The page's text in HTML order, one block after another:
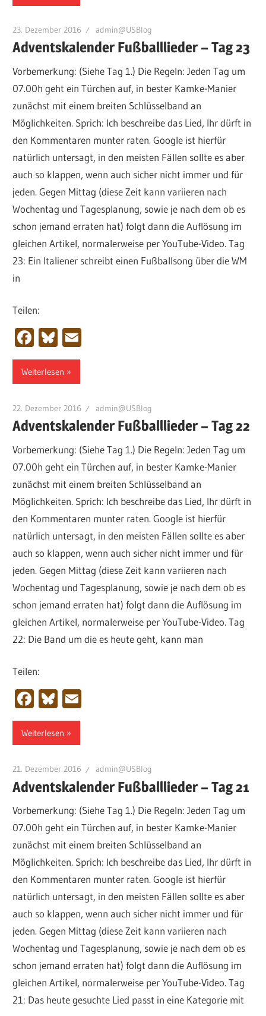
23. Dezember 2016 admin@USBlog
Adventskalender Fußballlieder – Tag 23
Vorbemerkung: (Siehe Tag 1.) Die Regeln: Jeden Tag um
07.00h geht ein Türchen auf, in bester Kamke-Manier
zunächst mit einem breiten Schlüsselband an
Möglichkeiten. Sprich: Ich beschreibe das Lied, Ihr dürft in
den Kommentaren munter raten. Google ist hierfür
natürlich untersagt, in den meisten Fällen sollte es aber
auch so klappen, wenn auch sicher nicht immer und für
jeden. Gegen Mittag (diese Zeit kann variieren nach
Wochentag und Tagesplanung, sowie je nach dem ob es
schon jemand erraten hat) folgt dann die Auflösung im
gleichen Artikel, normalerweise per YouTube-Video. Tag
23: Ein Italiener schreibt einen Fußballsong über die WM
in
Teilen:
Facebook
Bluesky
Weiterlesen
22. Dezember 2016 admin@USBlog
Adventskalender Fußballlieder – Tag 22
Vorbemerkung: (Siehe Tag 1.) Die Regeln: Jeden Tag um
07.00h geht ein Türchen auf, in bester Kamke-Manier
zunächst mit einem breiten Schlüsselband an
Möglichkeiten. Sprich: Ich beschreibe das Lied, Ihr dürft in
den Kommentaren munter raten. Google ist hierfür
natürlich untersagt, in den meisten Fällen sollte es aber
auch so klappen, wenn auch sicher nicht immer und für
jeden. Gegen Mittag (diese Zeit kann variieren nach
Wochentag und Tagesplanung, sowie je nach dem ob es
schon jemand erraten hat) folgt dann die Auflösung im
gleichen Artikel, normalerweise per YouTube-Video. Tag
22: Die Band um die es heute geht, kann man
Teilen:
Facebook
Bluesky
Weiterlesen
21. Dezember 2016 admin@USBlog
Adventskalender Fußballlieder – Tag 21
Vorbemerkung: (Siehe Tag 1.) Die Regeln: Jeden Tag um
07.00h geht ein Türchen auf, in bester Kamke-Manier
zunächst mit einem breiten Schlüsselband an
Möglichkeiten. Sprich: Ich beschreibe das Lied, Ihr dürft in
den Kommentaren munter raten. Google ist hierfür
natürlich untersagt, in den meisten Fällen sollte es aber
auch so klappen, wenn auch sicher nicht immer und für
jeden. Gegen Mittag (diese Zeit kann variieren nach
Wochentag und Tagesplanung, sowie je nach dem ob es
schon jemand erraten hat) folgt dann die Auflösung im
gleichen Artikel, normalerweise per YouTube-Video. Tag
21: Das heute gesuchte Lied passt in eine Kategorie mit